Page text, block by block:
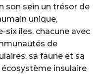
son sein un trésor de
unique,
six îles, chacune avec
de
sa faune et sa
insulaire